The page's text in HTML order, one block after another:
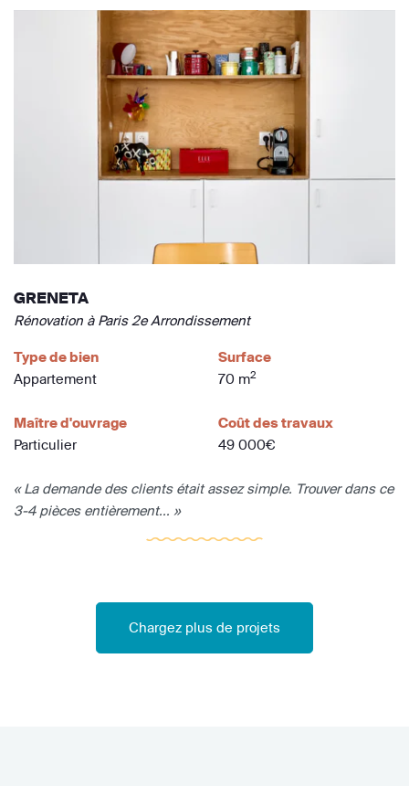
GRENETA
Rénovation à Paris 2e Arrondissement
Type de bien
Appartement
Surface
70 m2
Maître d'ouvrage
Particulier
Coût des travaux
49 000€
« La demande des clients était assez simple. Trouver dans ce
3-4 pièces entièrement... »
Chargez plus de projets